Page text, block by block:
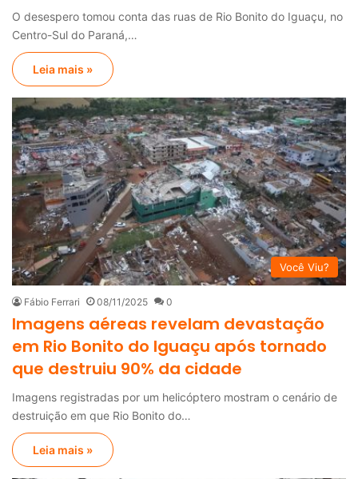
O desespero tomou conta das ruas de Rio Bonito do Iguaçu, no
Centro-Sul do Paraná,…
Leia mais »
Você Viu?
Fábio Ferrari 08/11/2025 0
Imagens aéreas revelam devastação
em Rio Bonito do Iguaçu após tornado
que destruiu 90% da cidade
Imagens registradas por um helicóptero mostram o cenário de
destruição em que Rio Bonito do…
Leia mais »